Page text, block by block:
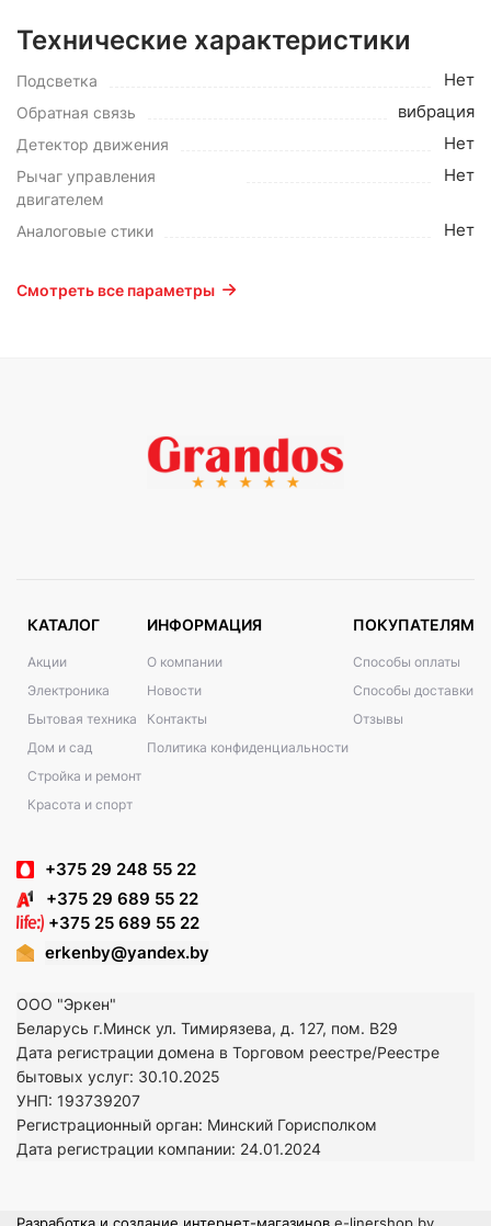
Технические характеристики
Подсветка Нет
Обратная связь вибрация
Детектор движения Нет
Рычаг управления
двигателем
Нет
Аналоговые стики Нет
Смотреть все параметры
КАТАЛОГ
Акции
Электроника
Бытовая техника
Дом и сад
Стройка и ремонт
Красота и спорт
ИНФОРМАЦИЯ
О компании
Новости
Контакты
Политика конфиденциальности
ПОКУПАТЕЛЯМ
Способы оплаты
Способы доставки
Отзывы
+375 29 248 55 22
+375 29 689 55 22
+375 25 689 55 22
erkenby@yandex.by
ООО "Эркен"
Беларусь г.Минск ул. Тимирязева, д. 127, пом. В29
Дата регистрации домена в Торговом реестре/Реестре
бытовых услуг: 30.10.2025
УНП: 193739207
Регистрационный орган: Минский Горисполком
Дата регистрации компании: 24.01.2024